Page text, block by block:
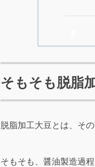
そもそも脱脂
脱脂加工大豆とは、そ
そもそも、醤油製造過